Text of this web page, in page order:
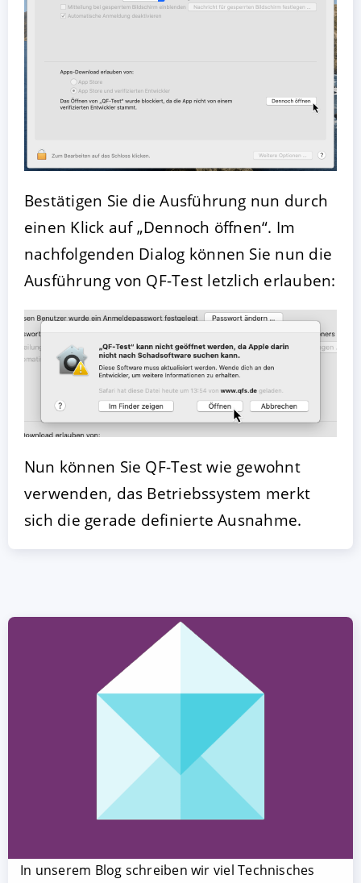
Bestätigen Sie die Ausführung nun durch
einen Klick auf „Dennoch öffnen“. Im
nachfolgenden Dialog können Sie nun die
Ausführung von QF-Test letzlich erlauben:
Nun können Sie QF-Test wie gewohnt
verwenden, das Betriebssystem merkt
sich die gerade definierte Ausnahme.
In unserem Blog schreiben wir viel Technisches